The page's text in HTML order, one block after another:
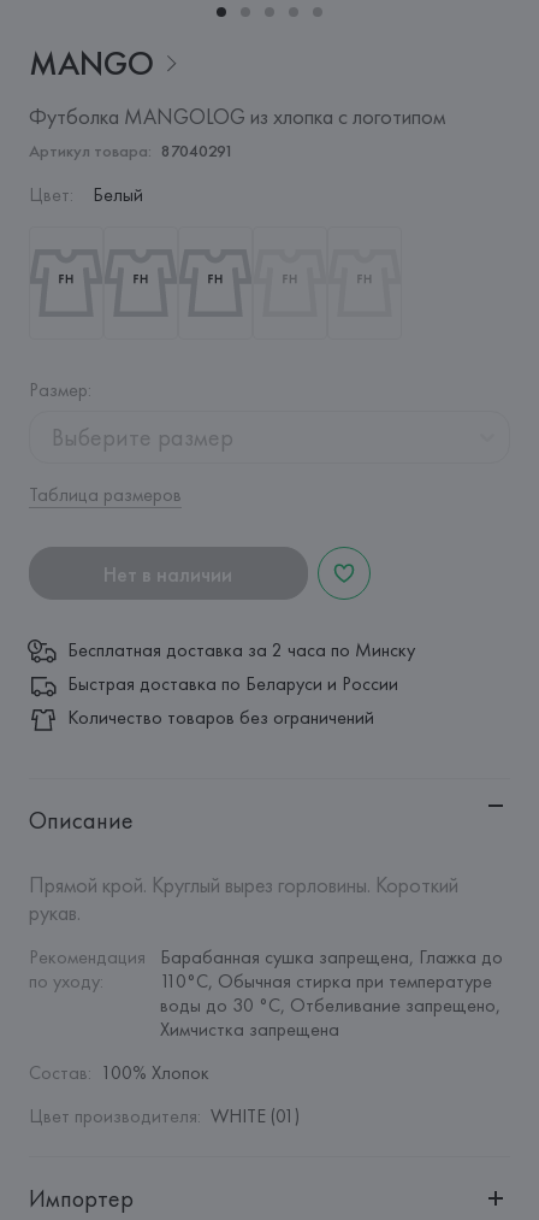
MANGO
Футболка MANGOLOG из хлопка с логотипом
Артикул товара: 87040291
Цвет: Белый
Размер:
Выберите размер
Таблица размеров
Нет в наличии
Бесплатная доставка за 2 часа по Минску
Быстрая доставка по Беларуси и России
Количество товаров без ограничений
Описание
Прямой крой. Круглый вырез горловины. Короткий
рукав.
Рекомендация
по уходу:
Барабанная сушка запрещена, Глажка до
110°C, Обычная стирка при температуре
воды до 30 °C, Отбеливание запрещено,
Химчистка запрещена
Состав: 100% Хлопок
Цвет производителя: WHITE (01)
Импортер